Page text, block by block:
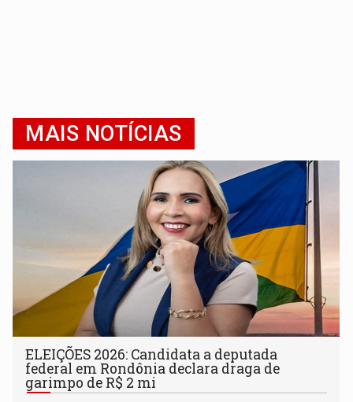
MAIS NOTÍCIAS
ELEIÇÕES 2026: Candidata a deputada
federal em Rondônia declara draga de
garimpo de R$ 2 mi